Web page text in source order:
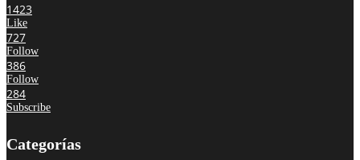
1423
Like
727
Follow
386
Follow
284
Subscribe
Categorías